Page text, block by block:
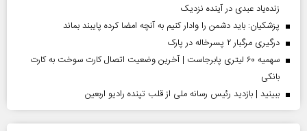
زنده‌یاد عبدی در آینده نزدیک
پزشکیان: باید دشمن را وادار کنیم به آنچه امضا کرده پایبند بماند
درگیری مرگبار ۲ پسرخاله در پارک
سهمیه ۶۰ لیتری پابرجاست | آخرین وضعیت اتصال کارت سوخت به کارت
بانکی
ببینید | بازدید رئیس رسانه ملی از قلب تپنده رادیو اربعین